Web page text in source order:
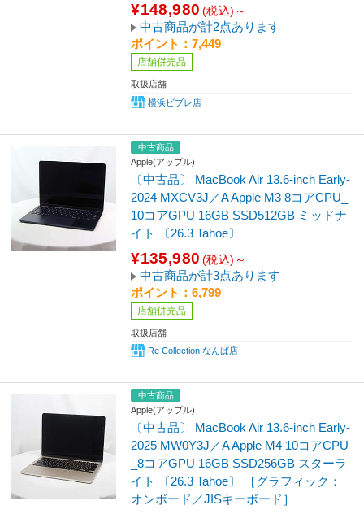
¥148,980 (税込)～
中古商品が計2点あります
ポイント：7,449
店舗併売品
取扱店舗
横浜ビブレ店
中古商品
Apple(アップル)
〔中古品〕 MacBook Air 13.6-inch Early-
2024 MXCV3J／A Apple M3 8コアCPU_
10コアGPU 16GB SSD512GB ミッドナ
イト 〔26.3 Tahoe〕
¥135,980 (税込)～
中古商品が計3点あります
ポイント：6,799
店舗併売品
取扱店舗
Re Collection なんば店
中古商品
Apple(アップル)
〔中古品〕 MacBook Air 13.6-inch Early-
2025 MW0Y3J／A Apple M4 10コアCPU
_8コアGPU 16GB SSD256GB スターラ
イト 〔26.3 Tahoe〕 ［グラフィック：
オンボード／JISキーボード］